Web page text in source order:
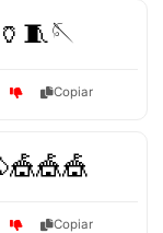
🏺🧵🪡
Copiar
Copiar